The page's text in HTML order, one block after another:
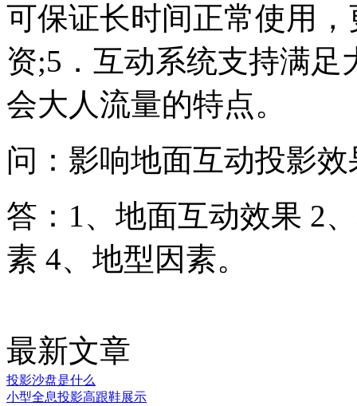
可保证长时间正常使用
资;5．互动系统支持满
会大人流量的特点。
问：影响地面互动投影
答：1、地面互动效果 2
素 4、地型因素。
最新文章
投影沙盘是什么
小型全息投影高跟鞋展示